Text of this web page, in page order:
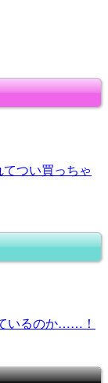
つい買っちゃ
いるのか……！